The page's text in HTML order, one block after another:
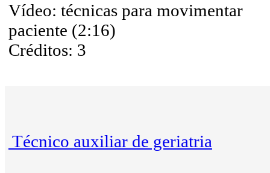
Vídeo: técnicas para movimentar
paciente (2:16)
Créditos: 3
Técnico auxiliar de geriatria